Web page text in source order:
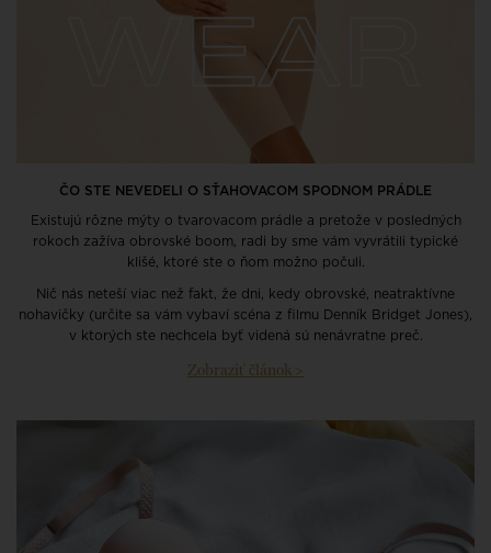
ČO STE NEVEDELI O SŤAHOVACOM SPODNOM PRÁDLE
Existujú rôzne mýty o tvarovacom prádle a pretože v posledných
rokoch zažíva obrovské boom, radi by sme vám vyvrátili typické
klišé, ktoré ste o ňom možno počuli.
Nič nás neteší viac než fakt, že dni, kedy obrovské, neatraktívne
nohavičky (určite sa vám vybaví scéna z filmu Denník Bridget Jones),
v ktorých ste nechcela byť videná sú nenávratne preč.
Zobraziť článok >